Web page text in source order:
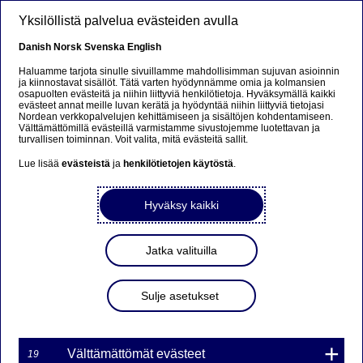
Ursäkta...
Den här sidan finns tyvärr inte på svenska.
Stanna kvar på sidan|Gå till en relaterad sida på
Nordea Bank Oyj: Omien
osakkeiden takaisinosto
15.12.2023
Yksilöllistä palvelua evästeiden avulla
Danish Norsk Svenska English
Haluamme tarjota sinulle sivuillamme mahdollisimman sujuvan asioinnin
ja kiinnostavat sisällöt. Tätä varten hyödynnämme omia ja kolmansien
osapuolten evästeitä ja niihin liittyviä henkilötietoja. Hyväksymällä kaikki
evästeet annat meille luvan kerätä ja hyödyntää niihin liittyviä tietojasi
Nordean verkkopalvelujen kehittämiseen ja sisältöjen kohdentamiseen.
Välttämättömillä evästeillä varmistamme sivustojemme luotettavan ja
turvallisen toiminnan. Voit valita, mitä evästeitä sallit.
Lue lisääevästeistä ja henkilötietojen käytöstä.
Hyväksy kaikki
Jatka valituilla
Sulje asetukset
19 Välttämättömät evästeet